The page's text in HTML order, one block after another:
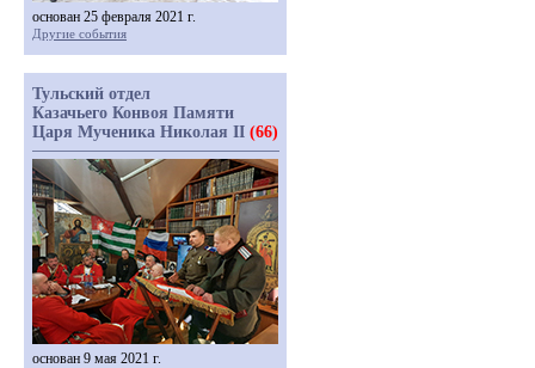
основан 25 февраля 2021 г.
Другие события
Тульский отдел
Казачьего Конвоя Памяти
Царя Мученика Николая II (66)
основан 9 мая 2021 г.